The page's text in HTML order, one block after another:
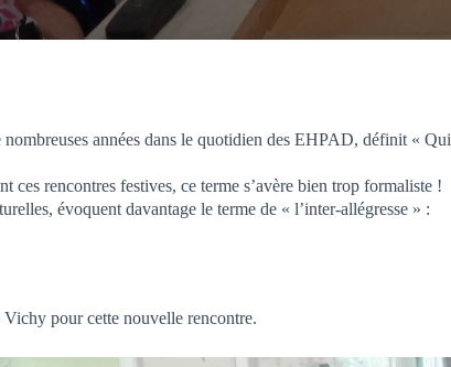
années dans le quotidien des EHPAD, définit « Qui
ces rencontres festives, ce terme s’avère bien trop formaliste !
évoquent davantage le terme de « l’inter-allégresse » :
pour cette nouvelle rencontre.